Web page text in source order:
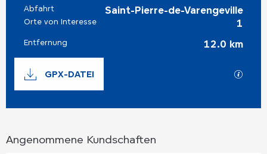
Praktische Informationen
Abfahrt Saint-Pierre-de-Varengeville
Orte von Interesse 1
Entfernung 12.0 km
Dokumentation
GPX-DATEI Mit
Angenommene Kundschaften